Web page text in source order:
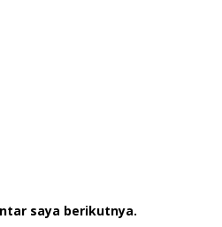
saya berikutnya.